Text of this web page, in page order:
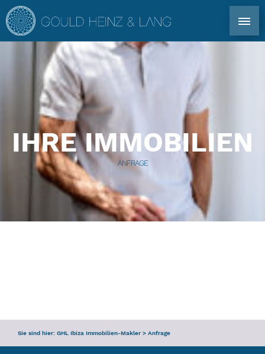
DIREKT KONTAKT: TEL. +34 971 339 305
ES
CO-OWNERSHIP
FÜR EIGENTÜMER
IMMOBILIENAGENTUR IBIZA
IHRE IMMOBILIEN
ANFRAGE
Sie sind hier: GHL Ibiza Immobilien-Makler > Anfrage